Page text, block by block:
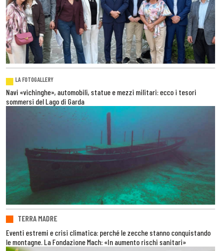
LA FOTOGALLERY
Navi «vichinghe», automobili, statue e mezzi militari: ecco i tesori
sommersi del Lago di Garda
TERRA MADRE
Eventi estremi e crisi climatica: perché le zecche stanno conquistando
le montagne. La Fondazione Mach: «In aumento rischi sanitari»